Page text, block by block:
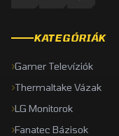
KATEGÓRIÁK
Gamer Televíziók
Thermaltake Vázak
LG Monitorok
Fanatec Bázisok